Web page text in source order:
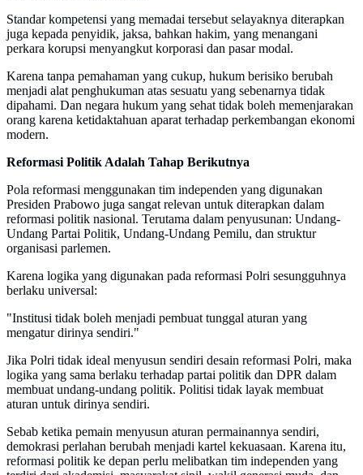
Standar kompetensi yang memadai tersebut selayaknya diterapkan
juga kepada penyidik, jaksa, bahkan hakim, yang menangani
perkara korupsi menyangkut korporasi dan pasar modal.
Karena tanpa pemahaman yang cukup, hukum berisiko berubah
menjadi alat penghukuman atas sesuatu yang sebenarnya tidak
dipahami. Dan negara hukum yang sehat tidak boleh memenjarakan
orang karena ketidaktahuan aparat terhadap perkembangan ekonomi
modern.
Reformasi Politik Adalah Tahap Berikutnya
Pola reformasi menggunakan tim independen yang digunakan
Presiden Prabowo juga sangat relevan untuk diterapkan dalam
reformasi politik nasional. Terutama dalam penyusunan: Undang-
Undang Partai Politik, Undang-Undang Pemilu, dan struktur
organisasi parlemen.
Karena logika yang digunakan pada reformasi Polri sesungguhnya
berlaku universal:
"Institusi tidak boleh menjadi pembuat tunggal aturan yang
mengatur dirinya sendiri."
Jika Polri tidak ideal menyusun sendiri desain reformasi Polri, maka
logika yang sama berlaku terhadap partai politik dan DPR dalam
membuat undang-undang politik. Politisi tidak layak membuat
aturan untuk dirinya sendiri.
Sebab ketika pemain menyusun aturan permainannya sendiri,
demokrasi perlahan berubah menjadi kartel kekuasaan. Karena itu,
reformasi politik ke depan perlu melibatkan tim independen yang